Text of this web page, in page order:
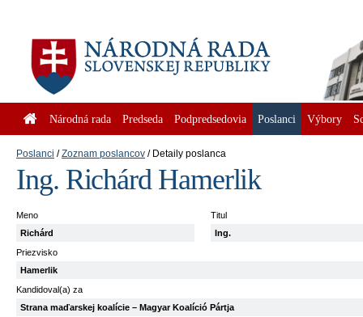
Národná rada Predseda Podpredsedovia Poslanci Výbory
Poslanci Zoznam poslancov Detaily poslanca
Ing. Richárd Hamerlik
Meno
Richárd
Titul
Ing.
Priezvisko
Hamerlik
Kandidoval(a) za
Strana maďarskej koalície – Magyar Koalíció Pártja